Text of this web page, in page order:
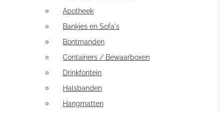
Apotheek
Bankjes en Sofa's
Bontmanden
Containers / Bewaarboxen
Drinkfontein
Halsbanden
Hangmatten